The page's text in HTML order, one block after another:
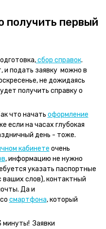
получить первый
сбор справок.
и подать заявку можно в
не дожидаясь
получить справку о
что начать оформление
если на часах глубокая
день - тоже.
кабинете очень
, информацию не нужно
указать паспортные
ваших слов), контактный
Да и
смартфона, который
минуты! Заявки